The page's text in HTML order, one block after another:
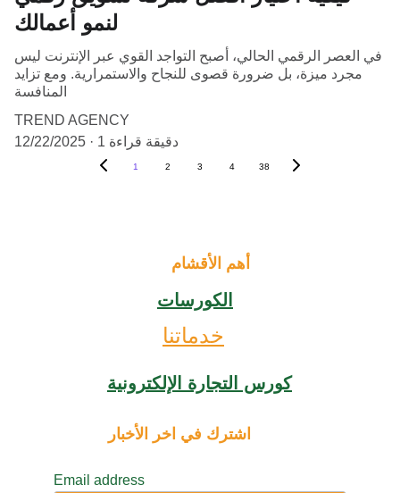
لنمو أعمالك
في العصر الرقمي الحالي، أصبح التواجد القوي عبر الإنترنت ليس
مجرد ميزة، بل ضرورة قصوى للنجاح والاستمرارية. ومع تزايد
المنافسة
TREND AGENCY
12/22/2025
1 دقيقة قراءة
1 2 3 4 38
Email address
اشترك في اخر الأخبار
أهم الأقشام
الكورسات
خدماتنا
كورس التجارة الإلكترونية